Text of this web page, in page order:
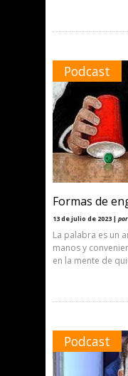
Podcast
Formas de
13 de julio de 2023 |
La palabra es un
manos y
en la mente de
Podcast